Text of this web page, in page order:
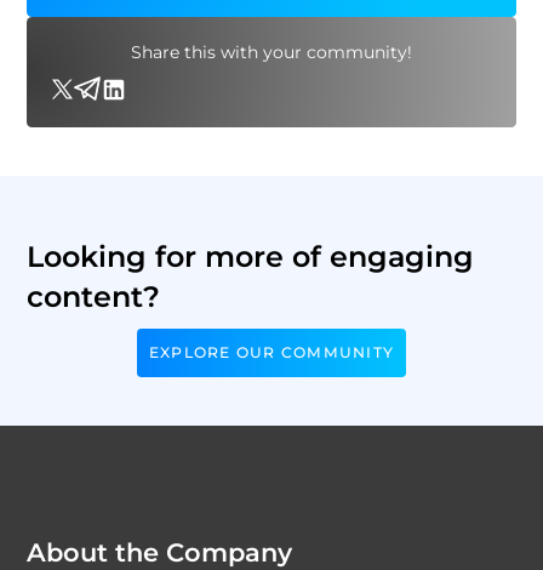
Share this with your community!
Looking for more of engaging
content?
EXPLORE OUR COMMUNITY
About the Company